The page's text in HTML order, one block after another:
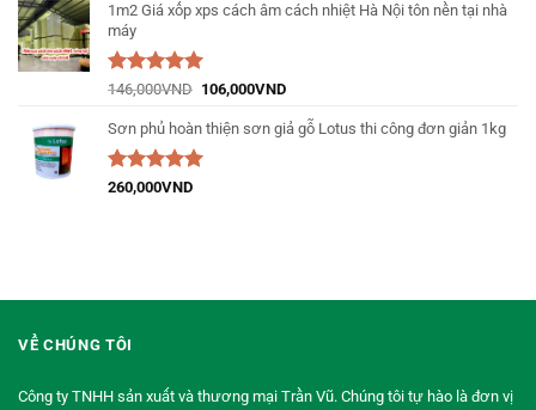
1m2 Giá xốp xps cách âm cách nhiệt Hà Nội tôn nền tại nhà
máy
Được xếp
sao
146,000VND 106,000VND
Sơn phủ hoàn thiện sơn giả gỗ Lotus thi công đơn giản 1kg
Được xếp
260,000VND
VỀ CHÚNG TÔI
Công ty TNHH sản xuất và thương mại Trần Vũ. Chúng tôi tự hào là đơn vị